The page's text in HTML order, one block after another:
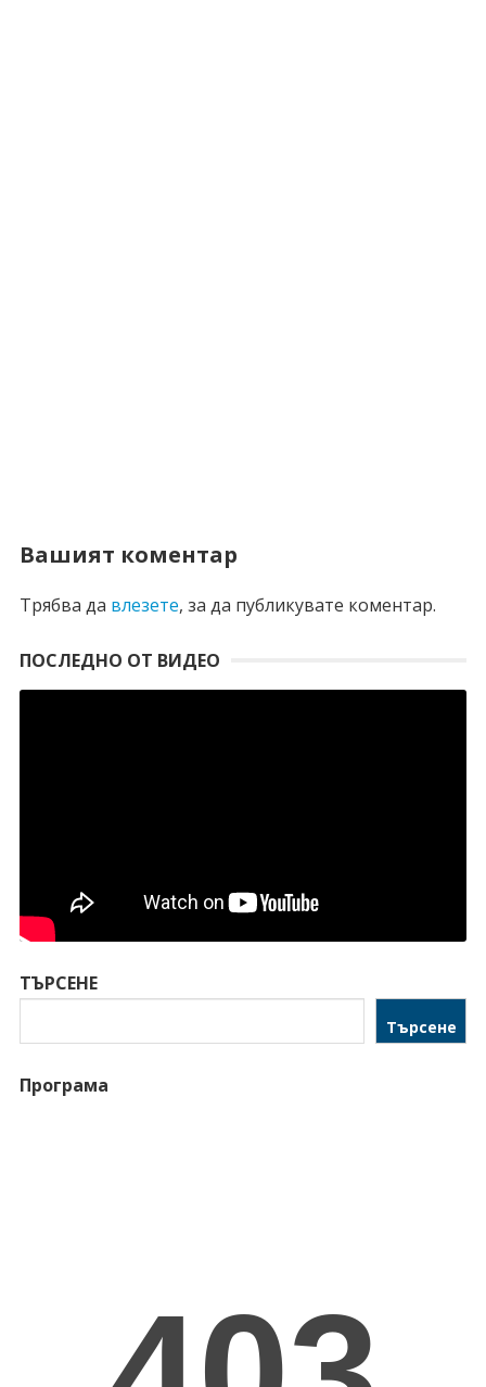
Вашият коментар
Трябва да влезете, за да публикувате коментар.
ПОСЛЕДНО ОТ ВИДЕО
ТЪРСЕНЕ
Търсене
Програма